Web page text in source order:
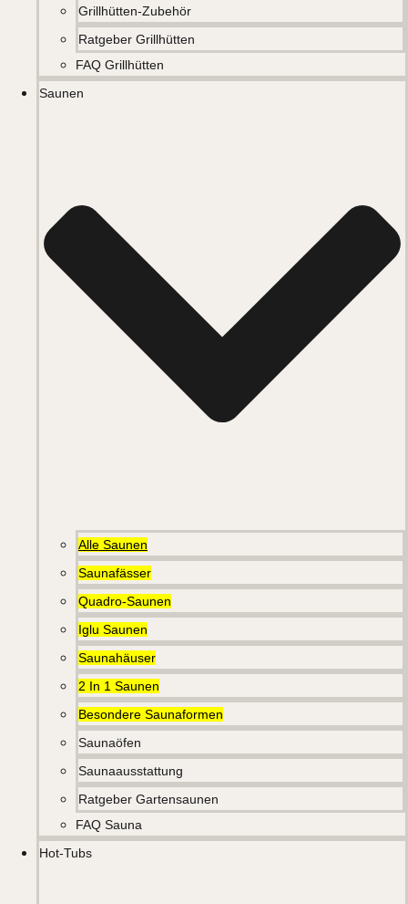
Grillhütten-Zubehör
Ratgeber Grillhütten
FAQ Grillhütten
Saunen
Alle Saunen
Saunafässer
Quadro-Saunen
Iglu Saunen
Saunahäuser
2 In 1 Saunen
Besondere Saunaformen
Saunaöfen
Saunaausstattung
Ratgeber Gartensaunen
FAQ Sauna
Hot-Tubs